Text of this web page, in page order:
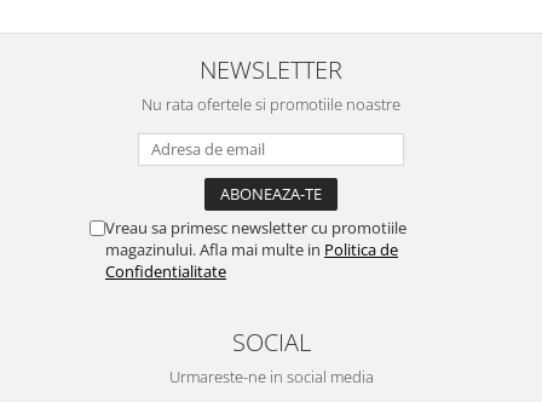
NEWSLETTER
Nu rata ofertele si promotiile noastre
Vreau sa primesc newsletter cu promotiile
magazinului. Afla mai multe in Politica de
Confidentialitate
SOCIAL
Urmareste-ne in social media